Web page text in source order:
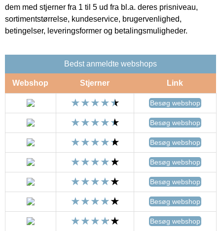
dem med stjerner fra 1 til 5 ud fra bl.a. deres prisniveau,
sortimentstørrelse, kundeservice, brugervenlighed,
betingelser, leveringsformer og betalingsmuligheder.
Bedst anmeldte webshops
Webshop Stjerner Link
Besøg webshop
Besøg webshop
Besøg webshop
Besøg webshop
Besøg webshop
Besøg webshop
Besøg webshop